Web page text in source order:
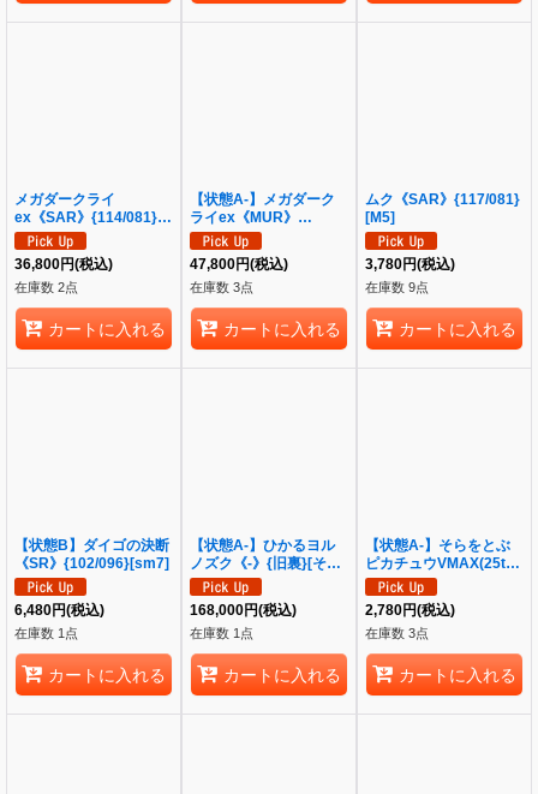
メガダークライ
ex《SAR》{114/081}
[M5]
36,800円(税込)
在庫数 2点
カートに入れる
【状態A-】メガダーク
ライex《MUR》
{118/081}[M5]
47,800円(税込)
在庫数 3点
カートに入れる
ムク《SAR》{117/081}
[M5]
3,780円(税込)
在庫数 9点
カートに入れる
【状態B】ダイゴの決断
《SR》{102/096}[sm7]
6,480円(税込)
在庫数 1点
カートに入れる
【状態A-】ひかるヨル
ノズク《-》{旧裏}[その
他]
168,000円(税込)
在庫数 1点
カートに入れる
【状態A-】そらをとぶ
ピカチュウVMAX(25th)
《RRR》{024/028}
[S8a]
2,780円(税込)
在庫数 3点
カートに入れる